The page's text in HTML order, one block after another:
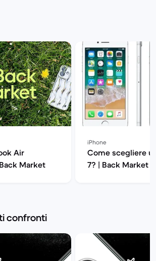
Air
Market
iPhone
Come scegliere
7? | Back Market
confronti